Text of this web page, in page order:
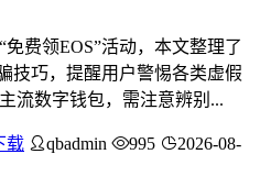
免费领EOS”活动，本文整理了
技巧，提醒用户警惕各类虚假
流数字钱包，需注意辨别...
载 qbadmin 995
2026-08-